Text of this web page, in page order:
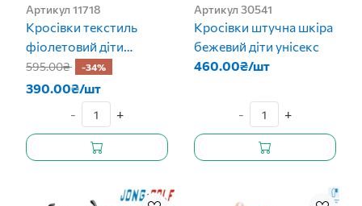
Артикул 11718
Кросівки текстиль
фіолетовий діти
дівчинка
595.00₴ -34%
390.00₴/шт
-
+
Артикул 30541
Кросівки штучна шкіра
бежевий діти унісекс
460.00₴/шт
- +